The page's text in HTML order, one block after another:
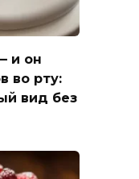
и он
во рту:
вид без